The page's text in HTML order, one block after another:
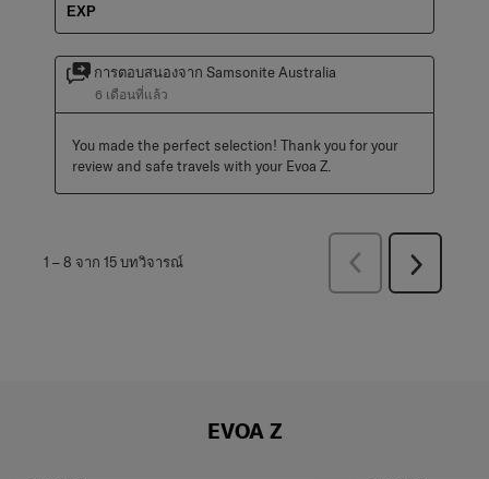
EXP
การตอบสนองจาก Samsonite Australia
6 เดือนที่แล้ว
You made the perfect selection! Thank you for your
review and safe travels with your Evoa Z.
1 –8 จาก 15บทวิจารณ์
ก่อน
ถัด
EVOA Z